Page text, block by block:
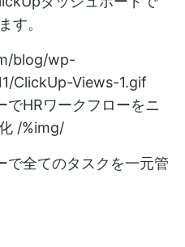
す。
blog/wp-
ClickUp-Views-1.gif
でHRワークフローをニ
/%img/
で全てのタスクを一元管